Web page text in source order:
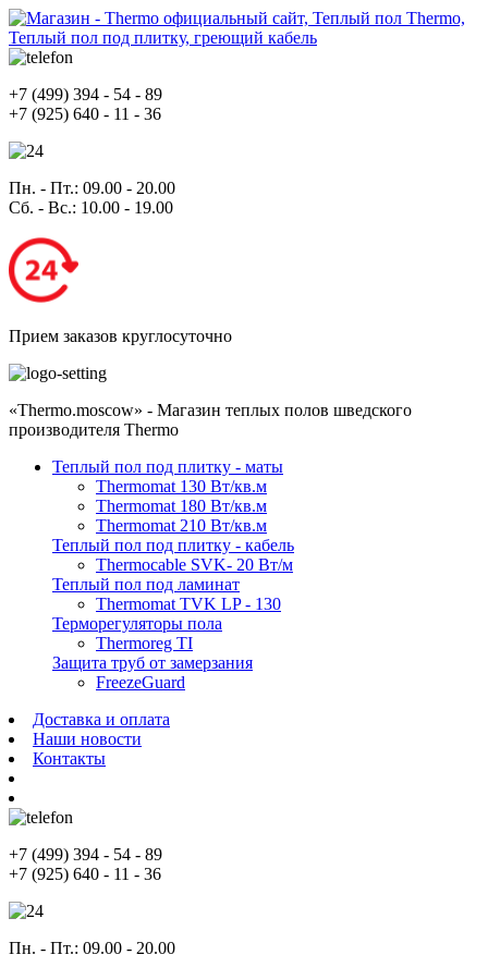
+7 (499) 394 - 54 - 89
+7 (925) 640 - 11 - 36
Пн. - Пт.: 09.00 - 20.00
Сб. - Вс.: 10.00 - 19.00
Прием заказов круглосуточно
«Thermo.moscow» - Магазин теплых полов шведского
производителя Thermo
Теплый пол под плитку - маты
Thermomat 130 Вт/кв.м
Thermomat 180 Вт/кв.м
Thermomat 210 Вт/кв.м
Теплый пол под плитку - кабель
Thermocable SVK- 20 Вт/м
Теплый пол под ламинат
Thermomat TVK LP - 130
Терморегуляторы пола
Thermoreg TI
Защита труб от замерзания
FreezeGuard
Доставка и оплата
Наши новости
Контакты
+7 (499) 394 - 54 - 89
+7 (925) 640 - 11 - 36
Пн. - Пт.: 09.00 - 20.00